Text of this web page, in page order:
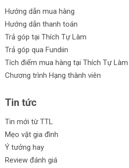
Hướng dẫn mua hàng
Hướng dẫn thanh toán
Trả góp tại Thích Tự Làm
Trả góp qua Fundiin
Tích điểm mua hàng tại Thích Tự Làm
Chương trình Hạng thành viên
Tin tức
Tin mới từ TTL
Mẹo vặt gia đình
Ý tưởng hay
Review đánh giá